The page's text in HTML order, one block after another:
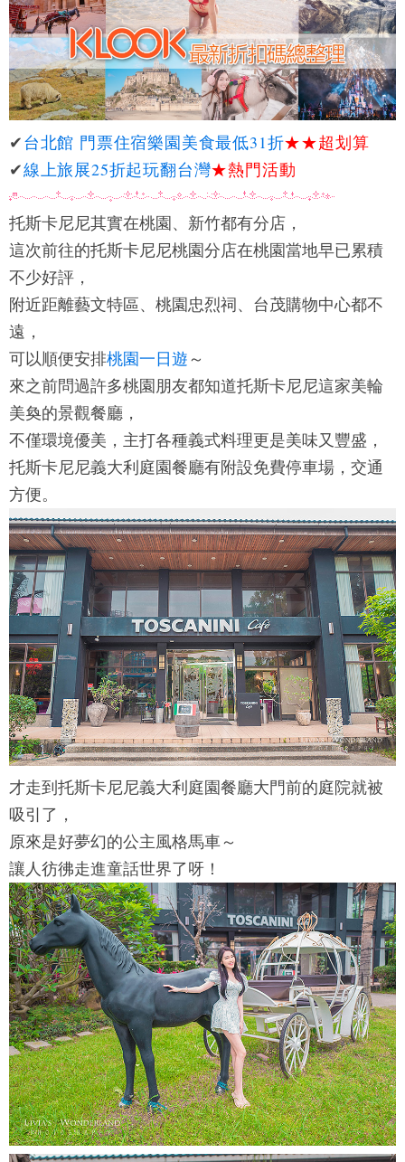
✔台北館 門票住宿樂園美食最低31折★★超划算
✔線上旅展25折起玩翻台灣★熱門活動
托斯卡尼尼其實在桃園、新竹都有分店，
這次前往的托斯卡尼尼桃園分店在桃園當地早已累積
不少好評，
附近距離藝文特區、桃園忠烈祠、台茂購物中心都不
遠，
可以順便安排桃園一日遊～
來之前問過許多桃園朋友都知道托斯卡尼尼這家美輪
美奐的景觀餐廳，
不僅環境優美，主打各種義式料理更是美味又豐盛，
托斯卡尼尼義大利庭園餐廳有附設免費停車場，交通
方便。
才走到 托斯卡尼尼義大利庭園餐廳大門前的庭院就被
吸引了，
原來是好夢幻的公主風格馬車～
讓人彷彿走進童話世界了呀！